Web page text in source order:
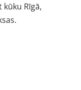
Rīgā,